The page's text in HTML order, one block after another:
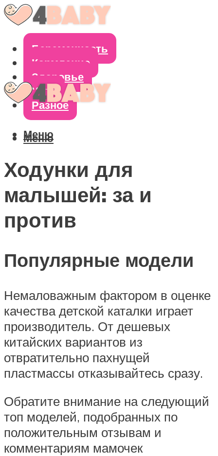
Беременность
Кормление
Здоровье
Уход
Разное
Меню
Меню
Ходунки для
малышей: за и
против
Популярные модели
Немаловажным фактором в оценке
качества детской каталки играет
производитель. От дешевых
китайских вариантов из
отвратительно пахнущей
пластмассы отказывайтесь сразу.
Обратите внимание на следующий
топ моделей, подобранных по
положительным отзывам и
комментариям мамочек